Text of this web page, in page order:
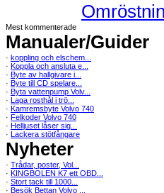
Mest kommenterade
Manualer/Guider
· koppling och elschem...
· Koppla och ansluta e...
· Byte av hallgivare i...
· Byte till CD spelare...
· Byta vattenpump Volv...
· Laga rosthål i trö...
· Kamremsbyte Volvo 740
· Felkoder Volvo 740
· Helljuset låser sig...
· Lackera stötfångare
Nyheter
· Trådar, poster, Vol...
· KINGBOLEN K7 ett OBD...
· Stort tack till 1000...
· Besök Bettan Volvo ...